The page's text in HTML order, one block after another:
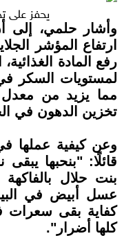
يحفز على
وأشار حلمي، إلى
ارتفاع المؤشر
رفع المادة
لمستويات السكر في
مما يزيد من
تخزين الدهون في
وعن كيفية عملها
قائلًا: "بنحبها
بنت حلال
عسل أبيض في
كفاية بقى سعرات
كلها أضرار".